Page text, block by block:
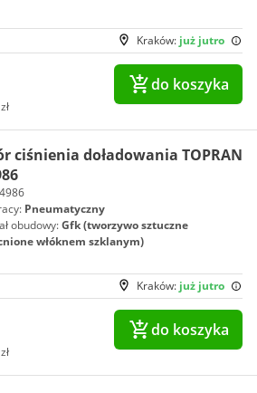
Kraków: już jutro
do koszyka
ciśnienia doładowania TOPRAN
Pneumatyczny
obudowy:Gfk (tworzywo sztuczne
włóknem szklanym)
Kraków: już jutro
do koszyka